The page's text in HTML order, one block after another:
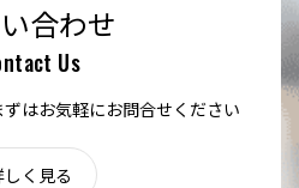
合わせ
Us
はお気軽にお問合せください
しく見る